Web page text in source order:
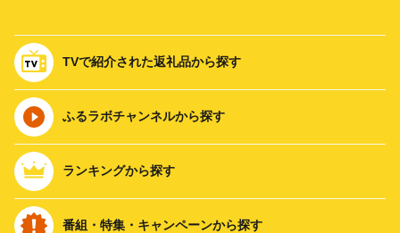
TVで紹介された返礼品から探す
ふるラボチャンネルから探す
ランキングから探す
番組・特集・キャンペーンから探す